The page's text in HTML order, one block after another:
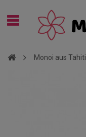
Monoi aus Tahiti